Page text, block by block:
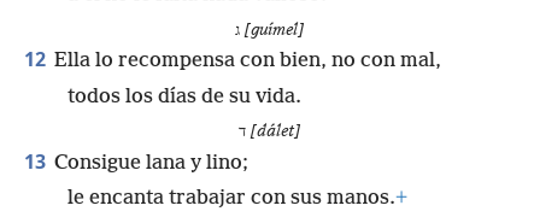
[guímel]
12 Ella lo recompensa con bien, no con mal,
todos los días de su vida.
[dálet]
13 Consigue lana y lino;
le encanta trabajar con sus manos.+